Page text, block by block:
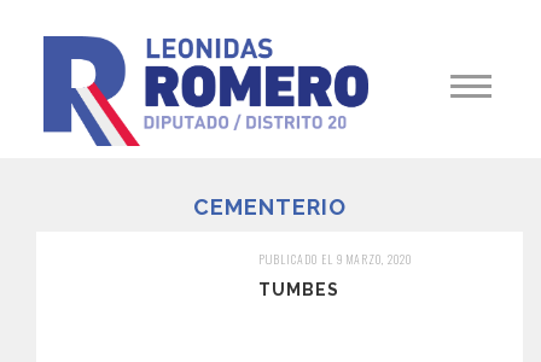
CEMENTERIO
PUBLICADO EL 9 MARZO, 2020
TUMBES